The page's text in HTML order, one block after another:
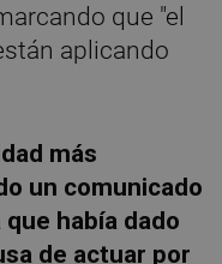
que "el
aplicando
más
un comunicado
había dado
de actuar por